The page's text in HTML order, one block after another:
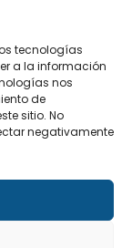
tecnologías
a la información
nos
de
sitio. No
negativamente
de
y